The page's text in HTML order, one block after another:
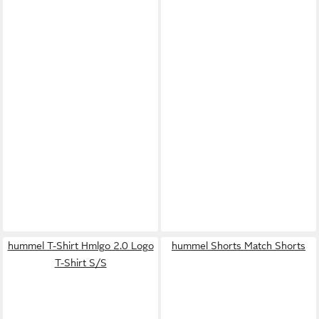
hummel T-Shirt Hmlgo 2.0 Logo
T-Shirt S/S
hummel Shorts Match Shorts